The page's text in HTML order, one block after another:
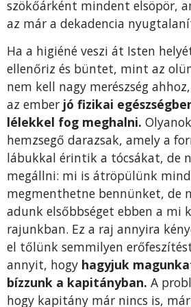
szökőárként mindent elsöpör,
az már a dekadencia
Ha a higiéné veszi át Isten
ellenőriz és büntet, mint az
nem kell nagy merészség
az ember jó fizikai
lélekkel fog meghalni.
hemzsegő darazsak, amely a
lábukkal érintik a tócsákat, de
megállni: mi is átröpülünk
megmenthetne bennünket, de
adunk elsőbbséget ebben a mi
rajunkban. Ez a raj annyira
el tőlünk semmilyen
annyit, hogy hagyjuk
bízzunk a kapitányban. A
hogy kapitány már nincs is,